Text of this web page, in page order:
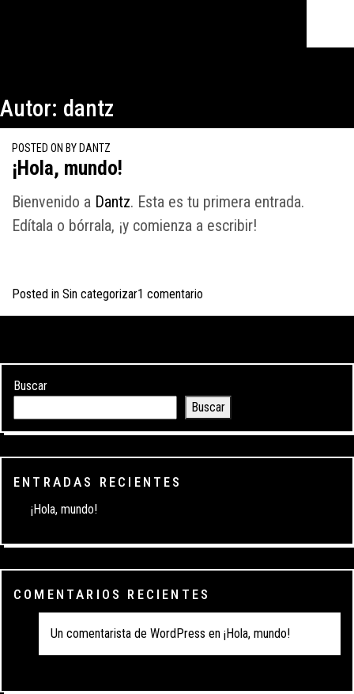
Autor: dantz
POSTED ON BY DANTZ
¡Hola, mundo!
Bienvenido a Dantz. Esta es tu primera entrada.
Edítala o bórrala, ¡y comienza a escribir!
Posted in Sin categorizar1 comentario
Buscar
Buscar
ENTRADAS RECIENTES
¡Hola, mundo!
COMENTARIOS RECIENTES
Un comentarista de WordPress en ¡Hola, mundo!